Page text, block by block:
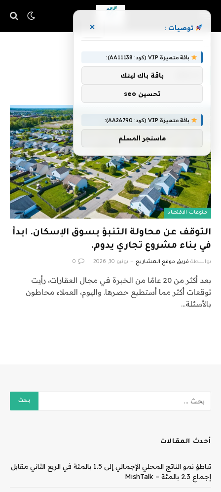
منوعات الاقتصاد
التوقف عن محاولة التنبؤ بسوق الإسكان. ابدأ
في بناء مشروع تجاري يدوم.
بواسطة فريق موقع المشاريع يونيو 30, 2026 0
بعد أكثر من 20 عامًا من الخبرة في مجال العقارات، رأيت
توقعات أكثر مما أستطيع حصرها. واليوم، العملاء محاطون
بالأسئلة…
أحدث المقالات
تباطؤ نمو الناتج المحلي الإجمالي إلى 1.5 بالمئة في الربع الثاني مقابل
إجماع 2.3 بالمئة – MishTalk
توصيات : ×
باقة متميزة VIP (كود: AA11138):
باقة باك لينك
تحسين seo
باقة متميزة VIP (كود: AA26790):
ماسنجر المسلم